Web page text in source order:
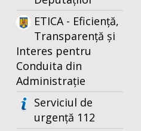
ETICA - Eficiență,
Transparență și
Interes pentru
Conduita din
Administrație
Serviciul de
urgență 112